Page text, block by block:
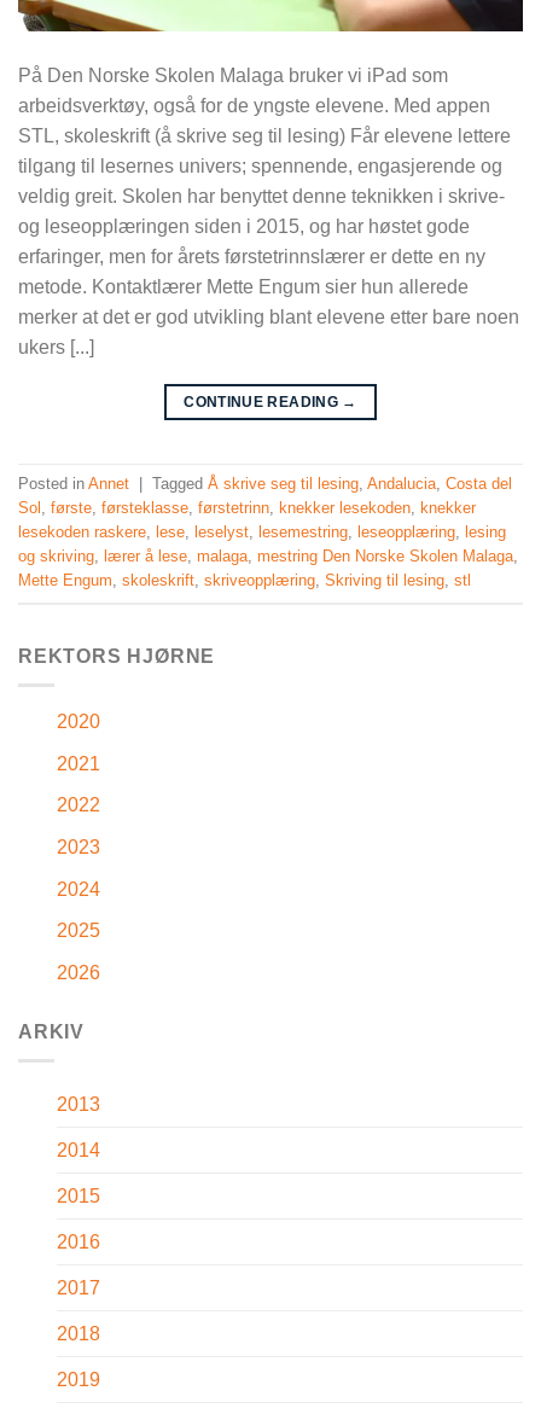
På Den Norske Skolen Malaga bruker vi iPad som
arbeidsverktøy, også for de yngste elevene. Med appen
STL, skoleskrift (å skrive seg til lesing) Får elevene lettere
tilgang til lesernes univers; spennende, engasjerende og
veldig greit. Skolen har benyttet denne teknikken i skrive-
og leseopplæringen siden i 2015, og har høstet gode
erfaringer, men for årets førstetrinnslærer er dette en ny
metode. Kontaktlærer Mette Engum sier hun allerede
merker at det er god utvikling blant elevene etter bare noen
ukers [...]
CONTINUE READING →
Posted in Annet Tagged Å skrive seg til lesing, Andalucia, Costa del
Sol , første, førsteklasse, førstetrinn, knekker lesekoden, knekker
lesekoden raskere, lese, leselyst, lesemestring, leseopplæring, lesing
og skriving, lærer å lese, malaga, mestring Den Norske Skolen Malaga,
Mette Engum, skoleskrift, skriveopplæring, Skriving til lesing, stl
REKTORS HJØRNE
2020
2021
2022
2023
2024
2025
2026
ARKIV
2013
2014
2015
2016
2017
2018
2019